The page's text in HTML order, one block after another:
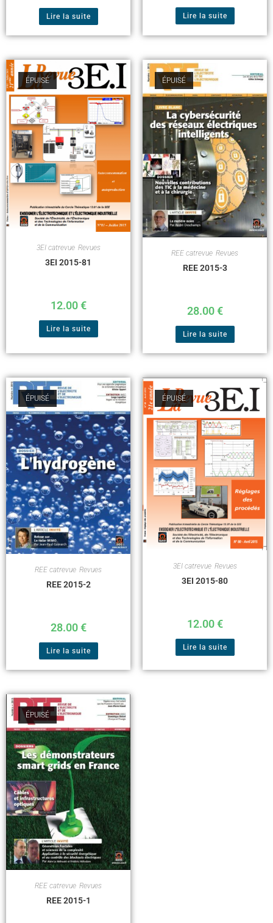
Lire la suite Lire la suite
ÉPUISÉ
3EI catrevue, Revues
3EI 2015-81
12.00€
Lire la suite
ÉPUISÉ
REE catrevue Revues
REE 2015-3
28.00€
Lire la suite
ÉPUISÉ
REE catrevue Revues
REE 2015-2
28.00€
Lire la suite
ÉPUISÉ
3EI catrevue, Revues
3EI 2015-80
12.00€
Lire la suite
ÉPUISÉ
REE catrevue Revues
REE 2015-1